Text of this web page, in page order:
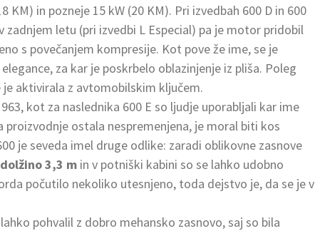
KM) in pozneje 15 kW (20 KM). Pri izvedbah 600 D in 600
zadnjem letu (pri izvedbi L Especial) pa je motor pridobil
s povečanjem kompresije. Kot pove že ime, se je
za kar je poskrbelo oblazinjenje iz pliša. Poleg
aktivirala z avtomobilskim ključem.
kot za naslednika 600 E so ljudje uporabljali kar ime
proizvodnje ostala nespremenjena, je moral biti kos
je seveda imel druge odlike: zaradi oblikovne zasnove
3,3 m in v potniški kabini so se lahko udobno
počutilo nekoliko utesnjeno, toda dejstvo je, da se je v
pohvalil z dobro mehansko zasnovo, saj so bila